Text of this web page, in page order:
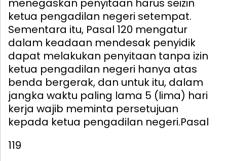
menegaskan penyitaan harus seizin
ketua pengadilan negeri setempat.
Sementara itu, Pasal 120 mengatur
dalam keadaan mendesak penyidik
dapat melakukan penyitaan tanpa izin
ketua pengadilan negeri hanya atas
benda bergerak, dan untuk itu, dalam
jangka waktu paling lama 5 (lima) hari
kerja wajib meminta persetujuan
kepada ketua pengadilan negeri.Pasal
119